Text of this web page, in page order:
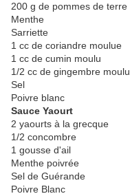
200 g de pommes de terre
Menthe
Sarriette
1 cc de coriandre moulue
1 cc de cumin moulu
1/2 cc de gingembre moulu
Sel
Poivre blanc
Sauce Yaourt
2 yaourts à la grecque
1/2 concombre
1 gousse d'ail
Menthe poivrée
Sel de Guérande
Poivre Blanc